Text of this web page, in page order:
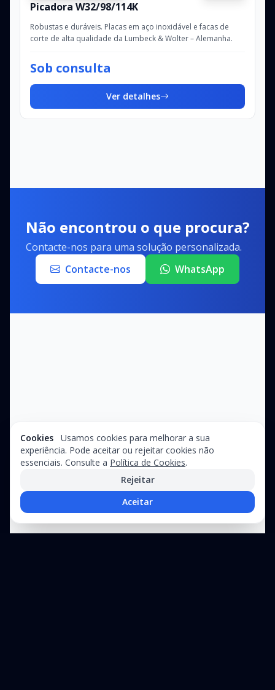
Cookies
Usamos cookies para melhorar a sua
experiência. Pode aceitar ou rejeitar cookies não
essenciais. Consulte a Política de Cookies.
Rejeitar
Aceitar
Picadora W32/98/114K
Robustas e duráveis. Placas em aço inoxidável e facas de
corte de alta qualidade da Lumbeck & Wolter – Alemanha.
Sob consulta
Ver detalhes
Não encontrou o que procura?
Contacte-nos para uma solução personalizada.
Contacte-nos
WhatsApp